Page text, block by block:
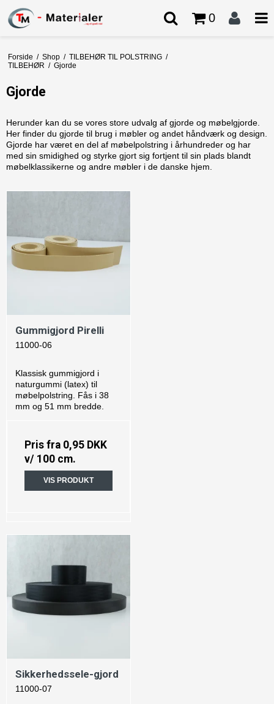
0
Forside / Shop / TILBEHØR TIL POLSTRING /
TILBEHØR / Gjorde
Gjorde
Herunder kan du se vores store udvalg af gjorde og møbelgjorde.
Her finder du gjorde til brug i møbler og andet håndværk og design.
Gjorde har været en del af møbelpolstring i århundreder og har
med sin smidighed og styrke gjort sig fortjent til sin plads blandt
møbelklassikerne og andre møbler i de danske hjem.
Gummigjord Pirelli
11000-06
Klassisk gummigjord i
naturgummi (latex) til
møbelpolstring. Fås i 38
mm og 51 mm bredde.
Pris fra 0,95 DKK
v/ 100 cm.
VIS PRODUKT
Sikkerhedssele-gjord
11000-07